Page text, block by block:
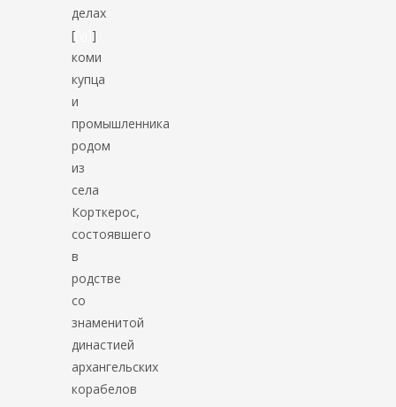
делах
[ [vi]]
коми
купца
и
промышленника
родом
из
села
Корткерос,
состоявшего
в
родстве
со
знаменитой
династией
архангельских
корабелов